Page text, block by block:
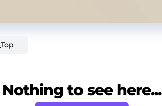
Top
Nothing to see here...